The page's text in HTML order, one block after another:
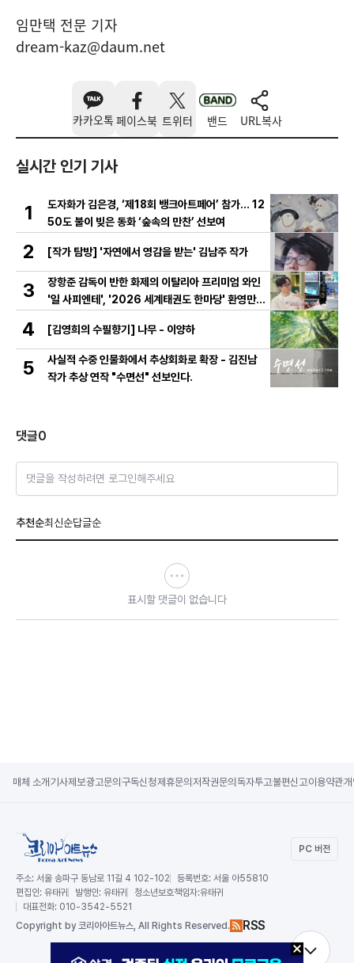
임만택 전문 기자
dream-kaz@daum.net
카카오톡 페이스북 트위터 밴드 URL복사
실시간 인기 기사
1
도자화가 김은경, ‘제18회 뱅크아트페어’ 참가… 12
50도 불이 빚은 동화 ‘숲속의 만찬’ 선보여
2 [작가 탐방] '자연에서 영감을 받는' 김남주 작가
3
장항준 감독이 반한 화제의 이탈리아 프리미엄 와인
'일 사피엔테', '2026 세계태권도 한마당' 환영만찬
4 [김영희의 수필향기] 나무 - 이양하
5
사실적 수중 인물화에서 추상회화로 확장 - 김진남
작가 추상 연작 "수면선" 선보인다.
댓글0
댓글을 작성하려면 로그인해주세요
추천순최신순답글순
표시할 댓글이 없습니다
매체 소개 기사제보광고문의 구독신청제휴문의 저작권문의 독자투고불편신고이용약관
PC 버전
주소: 서울 송파구 동남로 11길 4 102-102 등록번호: 서울 아55810
편집인: 유태귀 발행인: 유태귀 청소년보호책임자:유태귀
대표전화: 010-3542-5521
Copyright by 코리아아트뉴스, All Rights Reserved. RSS